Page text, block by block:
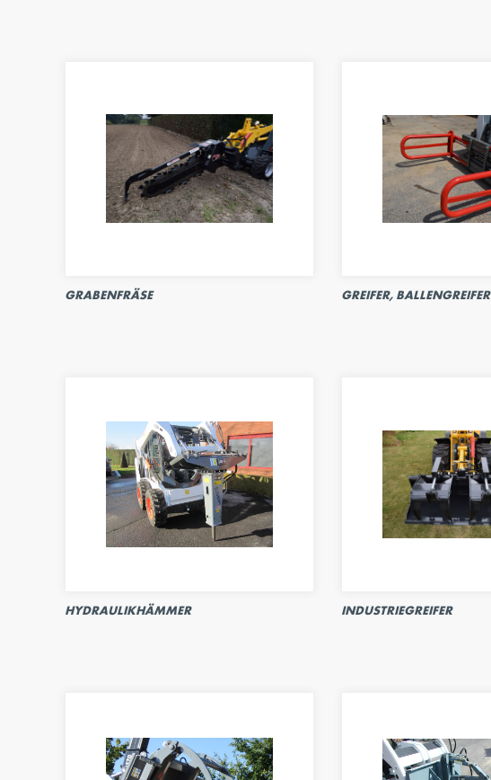
GRABENFRÄSE GREIFER, BALLENGREIFER
HYDRAULIKHÄMMER INDUSTRIEGREIFER